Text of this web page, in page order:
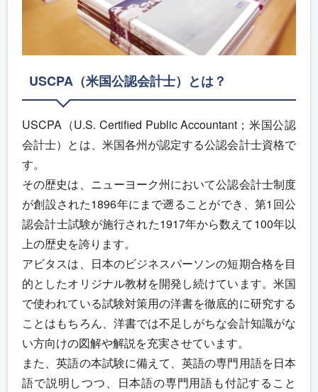
USCPA（米国公認会計士）とは？
USCPA（U.S. Certified Public Accountant；米国公認
会計士）とは、米国各州が認定する公認会計士資格で
す。
その歴史は、ニューヨーク州において公認会計士制度
が創設された1896年にまで遡ることができ、第1回公
認会計士試験が施行された1917年から数えて100年以
上の歴史を誇ります。
アビタスは、日本のビジネスパーソンの短期合格を目
的としたオリジナル教材を開発し続けています。米国
で使われている試験対策用の洋書を徹底的に研究する
ことはもちろん、洋書では不足しがちな会計知識がな
い方向けの図解や解説を充実させています。
また、英語の本試験に備えて、英語の専門用語を日本
語で説明しつつ、日本語の専門用語も付記すること